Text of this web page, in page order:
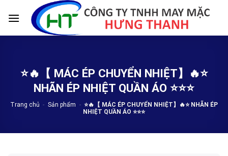
⭐️🔥【 MÁC ÉP CHUYỂN NHIỆT】🔥⭐️
NHÃN ÉP NHIỆT QUẦN ÁO ⭐️⭐️⭐️
Trang chủ - Sản phẩm - ⭐️🔥【 MÁC ÉP CHUYỂN NHIỆT】🔥⭐️ NHÃN ÉP
NHIỆT QUẦN ÁO ⭐️⭐️⭐️